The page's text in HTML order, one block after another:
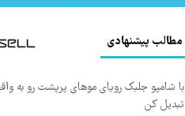
مطالب پیشنهادی
با شامپو جلبک رویای موهای پرپشت رو به
تبدیل کن